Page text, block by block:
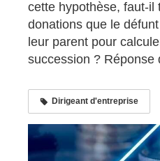
cette hypothèse, faut-il
donations que le
leur parent pour
succession ?
Dirigeant d'entreprise